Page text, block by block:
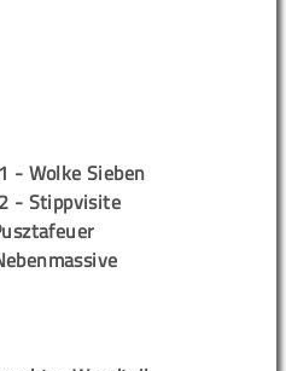
- Wolke Sieben
- Stippvisite